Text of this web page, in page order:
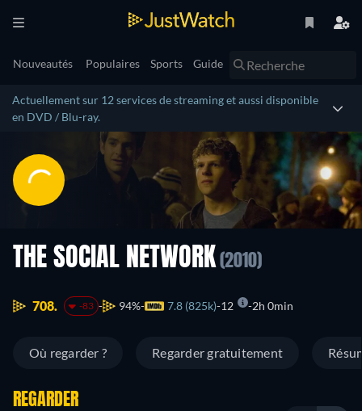
Nouveautés Populaires Sports Guide
Actuellement sur 12 services de streaming et aussi disponible
en DVD / Blu-ray.
THE SOCIAL NETWORK (2010)
708. -83 94% 7.8 (825k) 12 2h 0min
Où regarder ? Regarder gratuitement
REGARDER